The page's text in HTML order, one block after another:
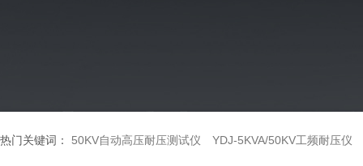
热门关键词： 50KV自动高压耐压测试仪 YDJ-5KVA/50KV工频耐压仪